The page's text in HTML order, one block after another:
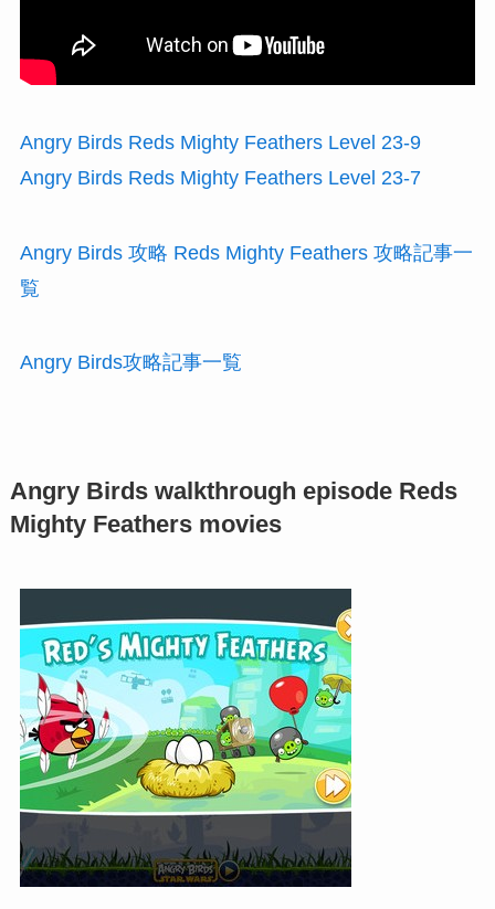
Angry Birds Reds Mighty Feathers Level 23-9
Angry Birds Reds Mighty Feathers Level 23-7
Angry Birds 攻略 Reds Mighty Feathers 攻略記事一
覧
Angry Birds攻略記事一覧
Angry Birds walkthrough episode Reds
Mighty Feathers movies